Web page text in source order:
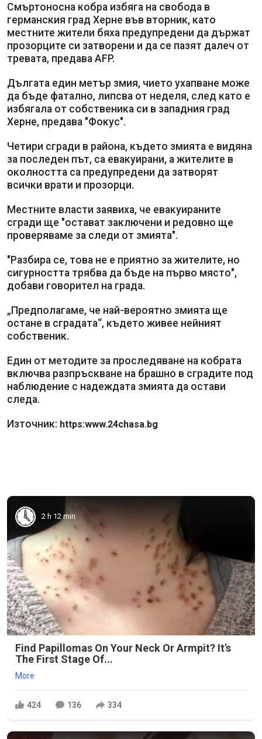
Смъртоносна кобра избяга на свобода в
германския град Херне във вторник, като
местните жители бяха предупредени да държат
прозорците си затворени и да се пазят далеч от
тревата, предава AFP.
Дългата един метър змия, чието ухапване може
да бъде фатално, липсва от неделя, след като е
избягала от собственика си в западния град
Херне, предава "Фокус".
Четири сгради в района, където змията е видяна
за последен път, са евакуирани, а жителите в
околността са предупредени да затворят
всички врати и прозорци.
Местните власти заявиха, че евакуираните
сгради ще "остават заключени и редовно ще
проверяваме за следи от змията".
"Разбира се, това не е приятно за жителите, но
сигурността трябва да бъде на първо място",
добави говорител на града.
„Предполагаме, че най-вероятно змията ще
остане в сградата“, където живее нейният
собственик.
Един от методите за проследяване на кобрата
включва разпръскване на брашно в сградите под
наблюдение с надеждата змията да остави
следа.
Източник: https:www.24chasa.bg
2 h 12 min
Find Papillomas On Your Neck Or Armpit? It's
The First Stage Of...
More
424 136 334